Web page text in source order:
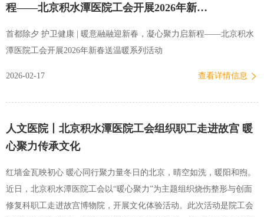
程——北京积水潭医院工会开展2026年新…
首都除夕 护卫健康 | 暖意融融迎新春，凝心聚力启新程——北京积水
潭医院工会开展2026年新春送温暖系列活动
2026-02-17 查看详情信息
人文医院丨北京积水潭医院工会组织职工走进故宫 暖
心聚力传承文化
红墙金瓦映初心 暖心同行聚力量冬日的北京，晴空如洗，暖阳和煦。
近日，北京积水潭医院工会以“暖心聚力”为主题组织烧伤整形与创面
修复科职工走进故宫博物院，开展文化体验活动。此次活动是院工会